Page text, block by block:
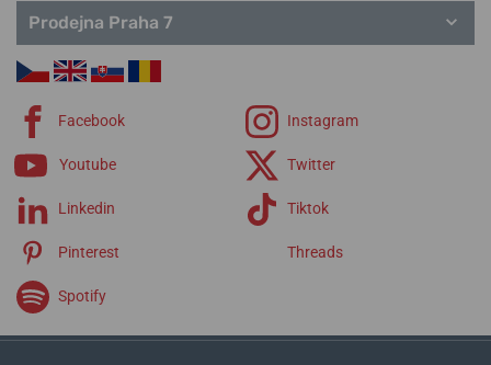
Přidat dotaz
Prodejna Praha 7
Facebook Instagram
Youtube Twitter
Linkedin Tiktok
Pinterest Threads
Spotify